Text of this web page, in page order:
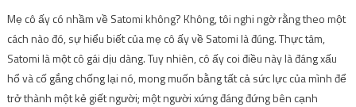
Mẹ cô ấy có nhầm về Satomi không? Không, tôi nghi ngờ rằng theo một
cách nào đó, sự hiểu biết của mẹ cô ấy về Satomi là đúng. Thực tâm,
Satomi là một cô gái dịu dàng. Tuy nhiên, cô ấy coi điều này là đáng xấu
hổ và cố gắng chống lại nó, mong muốn bằng tất cả sức lực của mình để
trở thành một kẻ giết người; một người xứng đáng đứng bên cạnh